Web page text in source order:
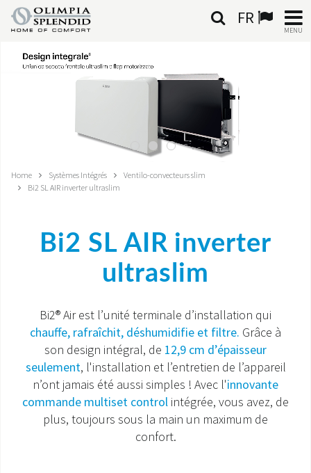
FR
MENU
FRANÇAIS
SYSTÈMES INTÉGRÉS
SAV ET GARANTIE
DOCUMENTATIONS
Home Systèmes Intégrés
Ventilo-convecteurs slim
Bi2 SL AIR inverter ultraslim
Bi2 SL AIR inverter
ultraslim
Bi2® Air est l’unité terminale d’installation qui
chauffe, rafraîchit, déshumidifie et filtre. Grâce à
son design intégral, de 12,9 cm d’épaisseur
seulement, l'installation et l’entretien de l’appareil
n’ont jamais été aussi simples ! Avec l'innovante
commande multiset control intégrée, vous avez, de
plus, toujours sous la main un maximum de
confort.